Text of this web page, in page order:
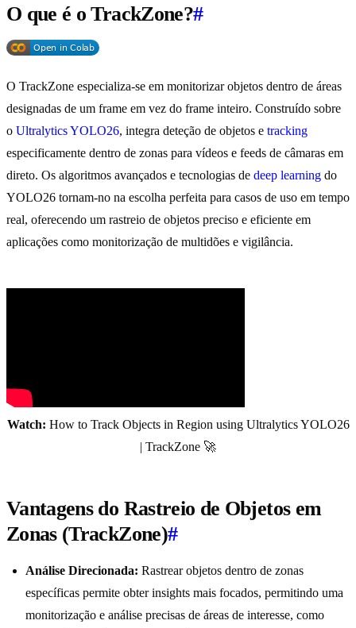
O que é o TrackZone?#
O TrackZone especializa-se em monitorizar objetos dentro de áreas
designadas de um frame em vez do frame inteiro. Construído sobre
o Ultralytics YOLO26, integra deteção de objetos e tracking
especificamente dentro de zonas para vídeos e feeds de câmaras em
direto. Os algoritmos avançados e tecnologias de deep learning do
YOLO26 tornam-no na escolha perfeita para casos de uso em tempo
real, oferecendo um rastreio de objetos preciso e eficiente em
aplicações como monitorização de multidões e vigilância.
Watch: How to Track Objects in Region using Ultralytics YOLO26
| TrackZone 🚀
Vantagens do Rastreio de Objetos em
Zonas (TrackZone)#
Análise Direcionada: Rastrear objetos dentro de zonas
específicas permite obter insights mais focados, permitindo uma
monitorização e análise precisas de áreas de interesse, como